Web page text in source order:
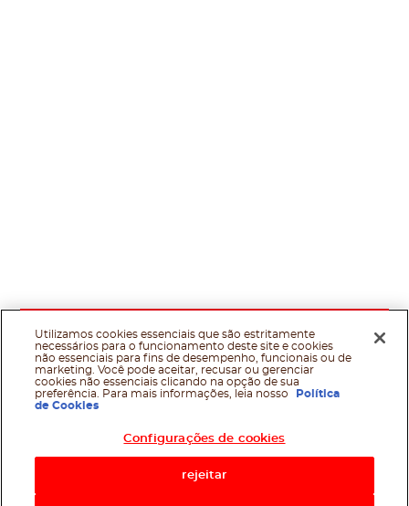
Utilizamos cookies essenciais que são estritamente
necessários para o funcionamento deste site e cookies
não essenciais para fins de desempenho, funcionais ou de
marketing. Você pode aceitar, recusar ou gerenciar
cookies não essenciais clicando na opção de sua
preferência. Para mais informações, leia nosso
Política
de Cookies
Configurações de cookies
rejeitar